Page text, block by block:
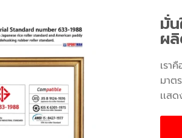
มั่
ผ
เรา
มาต
เเส